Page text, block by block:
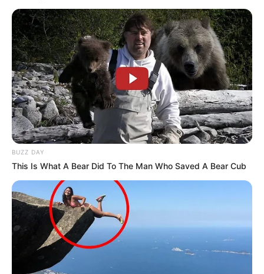
BUZZ DAY
This Is What A Bear Did To The Man Who Saved A Bear Cub